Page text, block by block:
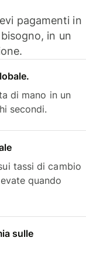
pagamenti in
in un
di mano in un
secondi.
tassi di cambio
quando
sulle